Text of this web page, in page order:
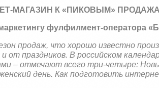
МАГАЗИН К «ПИКОВЫМ»
фулфилмент-оператора
продаж, что хорошо известно
праздников. В российском
– отмечают всего три-четыре:
день. Как подготовить